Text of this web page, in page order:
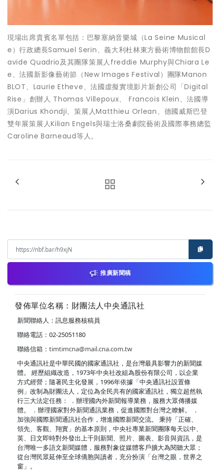
現場出席貴賓名單包括：巴黎塞納音樂城（La Seine Musical
e）行政總長Samuel Serin、義大利杜林東方藝術博物館館長D
avide Quadrio及其團隊策展人freddie Murphy與Chiara Le
e、法國新影像藝術節（New Images Festival）團隊Manon
BLOT、Laurie Etheve、法國虛擬實境影片新創公司「Digital
Rise」創辦人 Thomas Villepoux、 Francois Klein、法國導
演Darius Khondji、策展人Matthieu Orlean、德國威斯巴登
雙年展策展人Kilian Engels與瑞士洛桑劇院藝術及國際事務總監
Caroline Barneaud等人。
推廣新聞稿
發佈單位名稱：財團法人中央通訊社
新聞聯絡人：訊息服務核稿員
聯絡電話：02-25051180
聯絡信箱： timtimcna@mail.cna.com.tw
中央通訊社是中華民國的國家通訊社，是台灣最具影響力的新聞媒
體。 經歷組織改造，1973年中央社改組為股份有限公司，以企業
方式經營；隨著民主化發展，1996年依據「中央通訊社設置條
例」改制為財團法人，定位為全民共有的國家通訊社，獨立超然執
行三大法定任務： ．辦理國內外新聞報導業務，服務大眾傳播媒
體。 ．辦理國家對外新聞通訊業務，促進國際對台灣之瞭解。 ．
加強與國際新聞通訊社合作，增進國際新聞交流。 秉持「正確、
領先、客觀、翔實」的基本原則，中央社專業新聞團隊每天以中、
英、日文即時對外發出上千則新聞、照片、圖表、影音與資訊，是
台灣唯一多語文新聞媒體，服務對象從媒體客戶擴大為閱聽大眾；
從台灣民眾延伸至全球僑胞與讀者，充分扮演「台灣之眼，世界之
窗」。